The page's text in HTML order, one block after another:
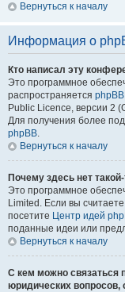
Вернуться к началу
Информация о
Кто написал эту
Это программное
распространяется
Public Licence, версии 2
Для получения более
phpBB.
Вернуться к началу
Почему здесь нет
Это программное
Limited. Если вы
посетите Центр идей
поданные идеи или
Вернуться к началу
С кем можно связаться
юридических вопросов,